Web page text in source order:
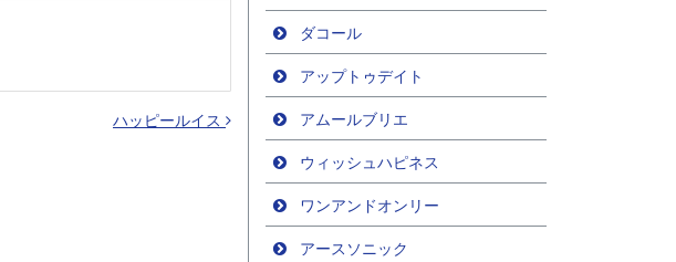
ハッピールイス
ダコール
アップトゥデイト
アムールブリエ
ウィッシュハピネス
ワンアンドオンリー
アースソニック